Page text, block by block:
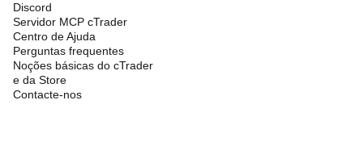
Discord
Servidor MCP cTrader
Centro de Ajuda
Perguntas frequentes
Noções básicas do cTrader
e da Store
Contacte-nos